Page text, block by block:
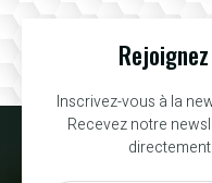
Inscrivez-vous à la
Recevez notre